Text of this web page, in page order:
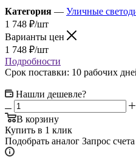
Категория — Уличные
1 748 ₽/шт
Варианты цен
1 748 ₽/шт
Подробности
Срок поставки: 10 рабочих
Нашли дешевле?
В корзину
Купить в 1 клик
Подобрать аналог Запрос